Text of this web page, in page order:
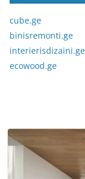
cube.ge
binisremonti.ge
interierisdizaini.ge
ecowood.ge